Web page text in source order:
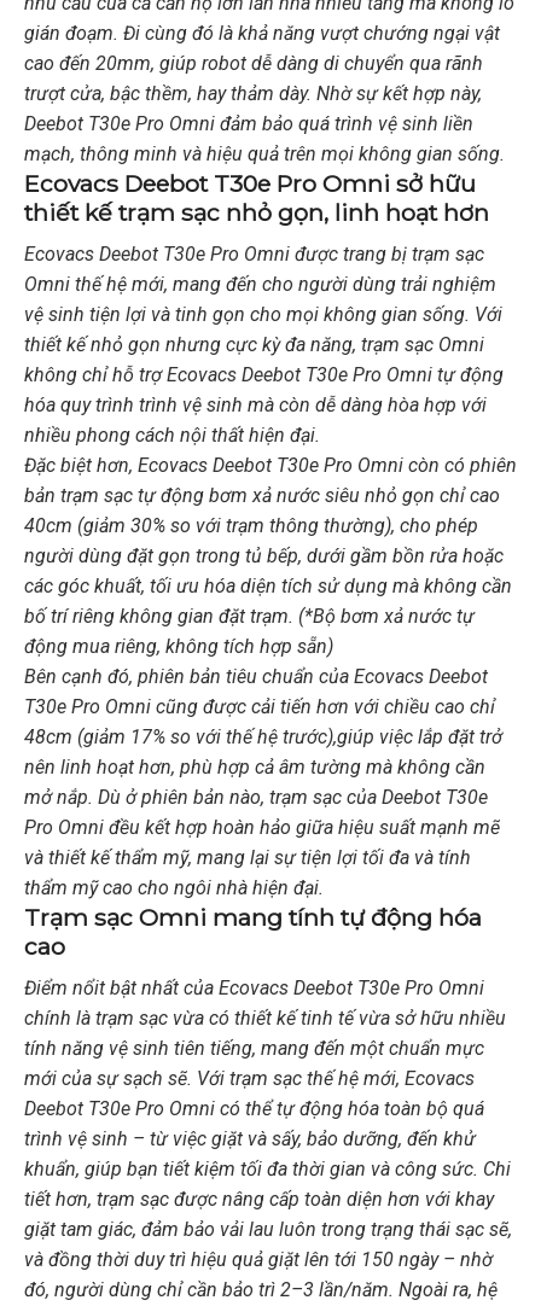
gián đoạm. Đi cùng đó là khả năng vượt chướng ngại vật
cao đến 20mm, giúp robot dễ dàng di chuyển qua rãnh
trượt cửa, bậc thềm, hay thảm dày. Nhờ sự kết hợp này,
Deebot T30e Pro Omni đảm bảo quá trình vệ sinh liền
mạch, thông minh và hiệu quả trên mọi không gian sống.
Ecovacs Deebot T30e Pro Omni sở hữu
thiết kế trạm sạc nhỏ gọn, linh hoạt hơn
Ecovacs Deebot T30e Pro Omni được trang bị trạm sạc
Omni thế hệ mới, mang đến cho người dùng trải nghiệm
vệ sinh tiện lợi và tinh gọn cho mọi không gian sống. Với
thiết kế nhỏ gọn nhưng cực kỳ đa năng, trạm sạc Omni
không chỉ hỗ trợ Ecovacs Deebot T30e Pro Omni tự động
hóa quy trình trình vệ sinh mà còn dễ dàng hòa hợp với
nhiều phong cách nội thất hiện đại.
Đặc biệt hơn, Ecovacs Deebot T30e Pro Omni còn có phiên
bản trạm sạc tự động bơm xả nước siêu nhỏ gọn chỉ cao
40cm (giảm 30% so với trạm thông thường), cho phép
người dùng đặt gọn trong tủ bếp, dưới gầm bồn rửa hoặc
các góc khuất, tối ưu hóa diện tích sử dụng mà không cần
bố trí riêng không gian đặt trạm. (*Bộ bơm xả nước tự
động mua riêng, không tích hợp sẵn)
Bên cạnh đó, phiên bản tiêu chuẩn của Ecovacs Deebot
T30e Pro Omni cũng được cải tiến hơn với chiều cao chỉ
48cm (giảm 17% so với thế hệ trước),giúp việc lắp đặt trở
nên linh hoạt hơn, phù hợp cả âm tường mà không cần
mở nắp. Dù ở phiên bản nào, trạm sạc của Deebot T30e
Pro Omni đều kết hợp hoàn hảo giữa hiệu suất mạnh mẽ
và thiết kế thẩm mỹ, mang lại sự tiện lợi tối đa và tính
thẩm mỹ cao cho ngôi nhà hiện đại.
Trạm sạc Omni mang tính tự động hóa
cao
Điểm nổit bật nhất của Ecovacs Deebot T30e Pro Omni
chính là trạm sạc vừa có thiết kế tinh tế vừa sở hữu nhiều
tính năng vệ sinh tiên tiếng, mang đến một chuẩn mực
mới của sự sạch sẽ. Với trạm sạc thế hệ mới, Ecovacs
Deebot T30e Pro Omni có thể tự động hóa toàn bộ quá
trình vệ sinh – từ việc giặt và sấy, bảo dưỡng, đến khử
khuẩn, giúp bạn tiết kiệm tối đa thời gian và công sức. Chi
tiết hơn, trạm sạc được nâng cấp toàn diện hơn với khay
giặt tam giác, đảm bảo vải lau luôn trong trạng thái sạc sẽ,
và đồng thời duy trì hiệu quả giặt lên tới 150 ngày – nhờ
đó, người dùng chỉ cần bảo trì 2–3 lần/năm. Ngoài ra, hệ